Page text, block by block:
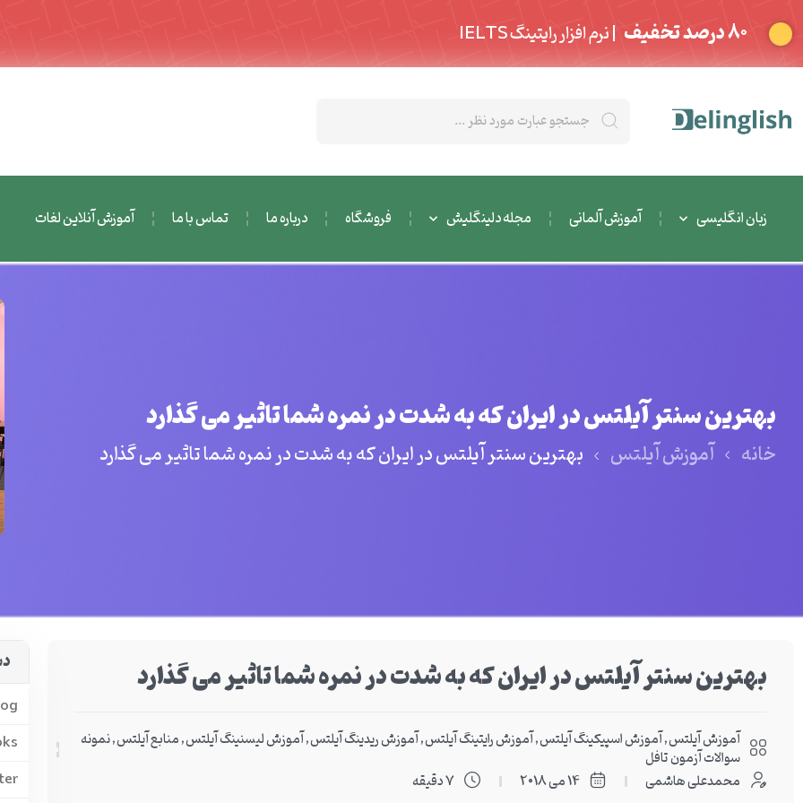
80 درصد تخفیف | نرم افزار رایتینگ IELTS
زبان انگلیسی آموزش آلمانی مجله دلینگلیش فروشگاه درباره ما تماس با ما آموزش آنلاین لغات
بهترین سنتر آیلتس در ایران که به شدت در نمره شما تاثیر می گذارد
خانه آموزش آیلتس بهترین سنتر آیلتس در ایران که به شدت در نمره شما تاثیر می گذارد
بهترین سنتر آیلتس در ایران که به شدت در نمره شما تاثیر می گذارد
آموزش آیلتس,آموزش اسپیکینگ آیلتس,آموزش رایتینگ آیلتس,آموزش ریدینگ آیلتس,آموزش لیسنینگ آیلتس,منابع آیلتس,نمونه
سوالات آزمون تافل
محمدعلی هاشمی
14 می 2018 7 دقیقه